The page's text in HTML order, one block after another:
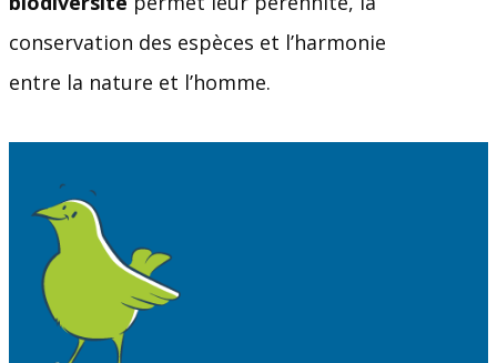
conservation des espèces et l’harmonie
entre la nature et l’homme.